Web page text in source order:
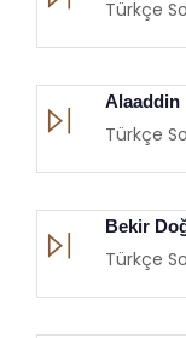
Türkçe
Alaaddin
Türkçe
Bekir
Türkçe